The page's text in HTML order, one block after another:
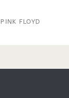
PINK FLOYD